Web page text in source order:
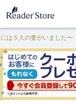
は５人の妻がいました〜